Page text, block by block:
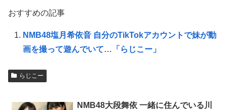
おすすめの記事
NMB48塩月希依音 自分のTikTokアカウントで妹が動
画を撮って遊んでいて…「らじこー」
らじこー
NMB48大段舞依 一緒に住んでいる川